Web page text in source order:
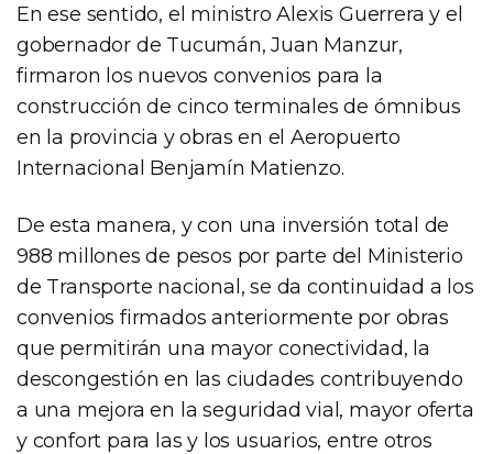
En ese sentido, el ministro Alexis Guerrera y el
gobernador de Tucumán, Juan Manzur,
firmaron los nuevos convenios para la
construcción de cinco terminales de ómnibus
en la provincia y obras en el Aeropuerto
Internacional Benjamín Matienzo.
De esta manera, y con una inversión total de
988 millones de pesos por parte del Ministerio
de Transporte nacional, se da continuidad a los
convenios firmados anteriormente por obras
que permitirán una mayor conectividad, la
descongestión en las ciudades contribuyendo
a una mejora en la seguridad vial, mayor oferta
y confort para las y los usuarios, entre otros